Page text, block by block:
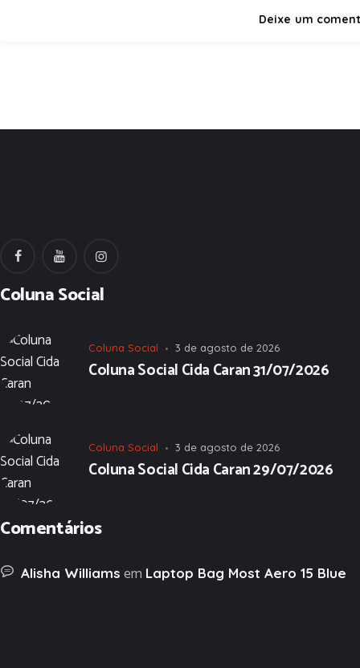
Coluna Social
Coluna Social 3 de agosto de 2026
Coluna Social Cida Caran 31/07/2026
Coluna Social 3 de agosto de 2026
Coluna Social Cida Caran 29/07/2026
Comentários
Alisha Williams em Laptop Bag Most Aero 15 Blue